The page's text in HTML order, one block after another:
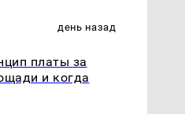
день назад
платы за
и когда